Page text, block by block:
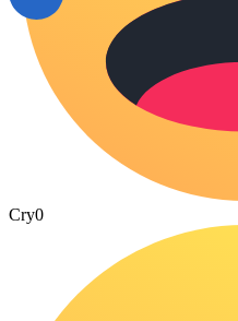
Cry0